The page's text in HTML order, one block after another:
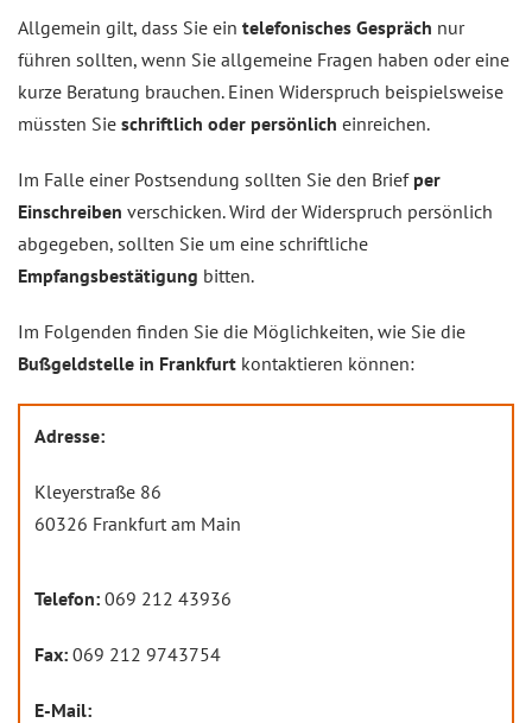
Allgemein gilt, dass Sie ein telefonisches Gespräch nur
führen sollten, wenn Sie allgemeine Fragen haben oder eine
kurze Beratung brauchen. Einen Widerspruch beispielsweise
müssten Sie schriftlich oder persönlich einreichen.
Im Falle einer Postsendung sollten Sie den Brief per
Einschreiben verschicken. Wird der Widerspruch persönlich
abgegeben, sollten Sie um eine schriftliche
Empfangsbestätigung bitten.
Im Folgenden finden Sie die Möglichkeiten, wie Sie die
Bußgeldstelle in Frankfurt kontaktieren können:
Adresse:
Kley­er­stra­ße 86
60326 Frank­furt am Main
Telefon: 069 212 43936
Fax: 069 212 9743754
E-Mail: